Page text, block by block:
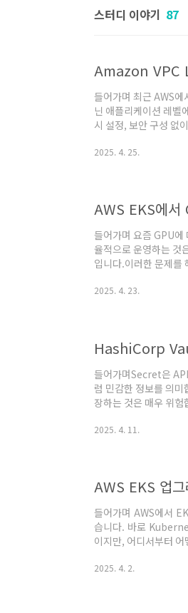
스터디 이야기 87
Amazon VPC
들어가며 최근 AWS
닌 애플리케이션 레벨
시 설정, 보안 구성 없
eks-blueprints/
2025. 4. 25.
들어가며 요즘 GPU에
율적으로 운영하는 것
입니다.이러한 문제
용한 GPU 공유 방식
2025. 4. 23.
들어가며Secret은
럼 민감한 정보를 의
장하는 것은 매우 위
관리하기 위한 전용
2025. 4. 11.
들어가며 AWS에서
습니다. 바로
이지만, 어디서부터
함께 고려해야 안정적
2025. 4. 2.